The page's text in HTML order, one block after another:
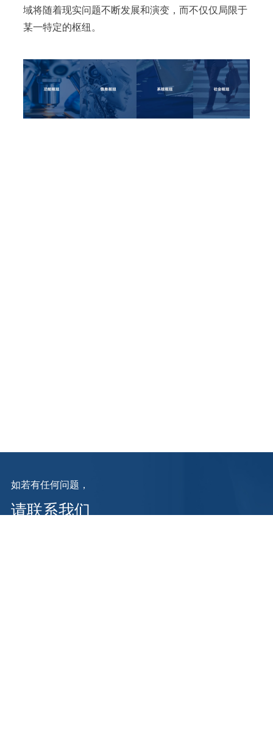
域将随着现实问题不断发展和演变，而不仅仅局限于
某一特定的枢纽。
如若有任何问题，
请联系我们